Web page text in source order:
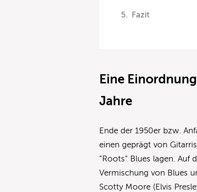
Fazit
Eine
Jahre
Ende der 1950er bzw.
einen geprägt von
“Roots” Blues lagen. Auf
Vermischung von Blues
Scotty Moore (Elvis